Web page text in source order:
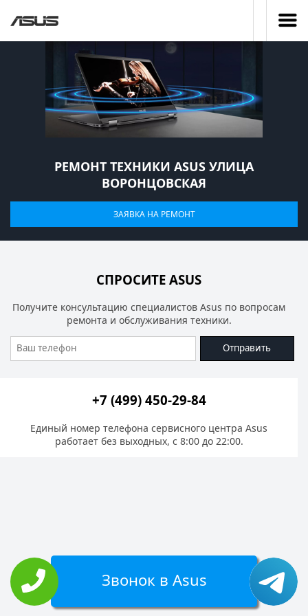
РЕМОНТ ТЕХНИКИ ASUS УЛИЦА
ВОРОНЦОВСКАЯ
ЗАЯВКА НА РЕМОНТ
СПРОСИТЕ ASUS
Получите консультацию специалистов Asus по вопросам
ремонта и обслуживания техники.
Отправить
+7 (499) 450-29-84
Единый номер телефона сервисного центра Asus
работает без выходных, с 8:00 до 22:00.
Звонок в Asus